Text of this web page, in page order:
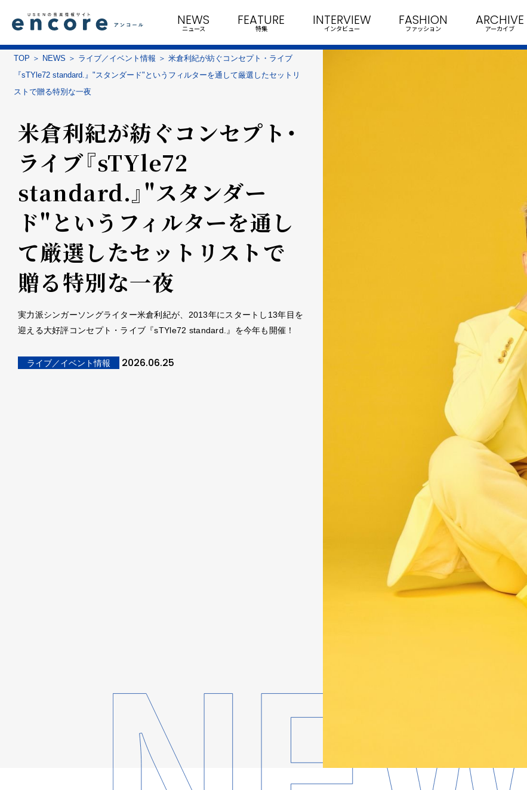
NEWS
ニュース
FEATURE
特集
INTERVIEW
インタビュー
FASHION
ファッション
ARCHIVE
アーカイブ
TOP NEWS ライブ／イベント情報
米倉利紀が紡ぐコンセプト・ライブ
『sTYle72 standard.』"スタンダード"というフィルターを通して厳選したセットリ
ストで贈る特別な一夜
米倉利紀が紡ぐコンセプト・
ライブ『sTYle72
standard.』"スタンダー
ド"というフィルターを通し
て厳選したセットリストで
贈る特別な一夜
実力派シンガーソングライター米倉利紀が、2013年にスタートし13年目を
迎える大好評コンセプト・ライブ『sTYle72 standard.』を今年も開催！
ライブ／イベント情報 2026.06.25